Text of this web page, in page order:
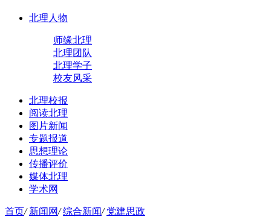
北理人物
师缘北理
北理团队
北理学子
校友风采
北理校报
阅读北理
图片新闻
专题报道
思想理论
传播评价
媒体北理
学术网
首页/ 新闻网/ 综合新闻/ 党建思政